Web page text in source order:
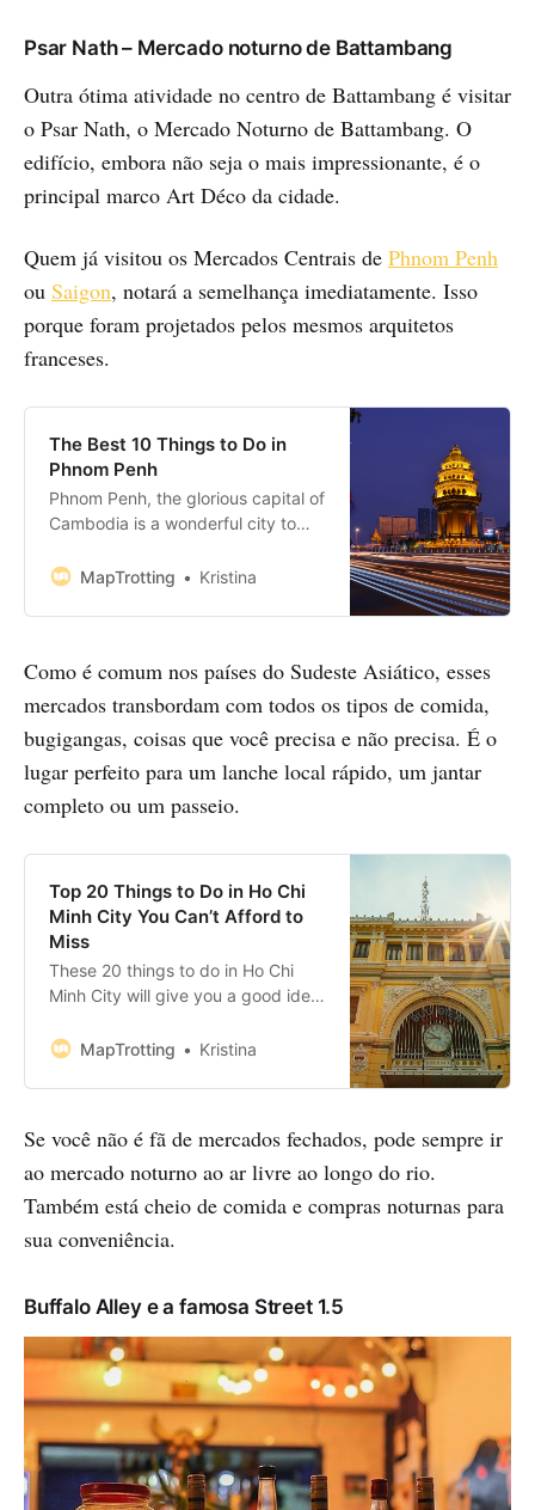
Psar Nath – Mercado noturno de Battambang
Outra ótima atividade no centro de Battambang é visitar
o Psar Nath, o Mercado Noturno de Battambang. O
edifício, embora não seja o mais impressionante, é o
principal marco Art Déco da cidade.
Quem já visitou os Mercados Centrais de Phnom Penh
ou Saigon, notará a semelhança imediatamente. Isso
porque foram projetados pelos mesmos arquitetos
franceses.
The Best 10 Things to Do in
Phnom Penh
Phnom Penh, the glorious capital of
Cambodia is a wonderful city to
fun, welcoming and very
historic, fun, delicious and
Phnom Penh. But that’s the only
way to experience Cambodia’
MapTrotting Kristina
Como é comum nos países do Sudeste Asiático, esses
mercados transbordam com todos os tipos de comida,
bugigangas, coisas que você precisa e não precisa. É o
lugar perfeito para um lanche local rápido, um jantar
completo ou um passeio.
Top 20 Things to Do in Ho Chi
Minh City You Can’t Afford to
Miss
These 20 things to do in Ho Chi
Minh City will give you a good idea
Saigon. On this list, you’ll find a
fun experiences, all of which you
MapTrotting Kristina
Se você não é fã de mercados fechados, pode sempre ir
ao mercado noturno ao ar livre ao longo do rio.
Também está cheio de comida e compras noturnas para
sua conveniência.
Buffalo Alley e a famosa Street 1.5